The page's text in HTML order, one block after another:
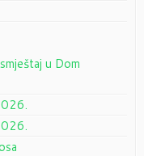
u Dom